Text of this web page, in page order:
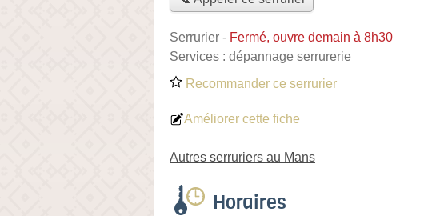
Serrurier - Fermé, ouvre demain à 8h30
Services : dépannage serrurerie
Recommander ce serrurier
Améliorer cette fiche
Autres serruriers au Mans
Horaires